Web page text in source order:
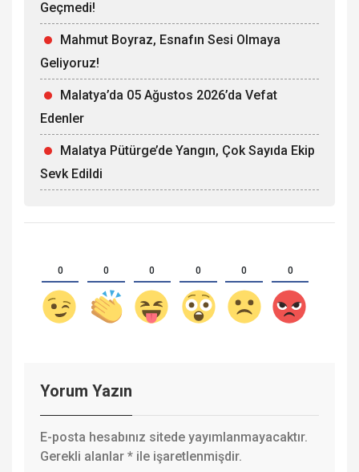
Geçmedi!
Mahmut Boyraz, Esnafın Sesi Olmaya
Geliyoruz!
Malatya’da 05 Ağustos 2026’da Vefat
Edenler
Malatya Pütürge’de Yangın, Çok Sayıda Ekip
Sevk Edildi
0 0 0 0 0 0
Yorum Yazın
E-posta hesabınız sitede yayımlanmayacaktır.
Gerekli alanlar * ile işaretlenmişdir.